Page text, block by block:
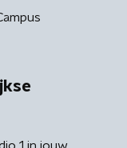
1 in jouw